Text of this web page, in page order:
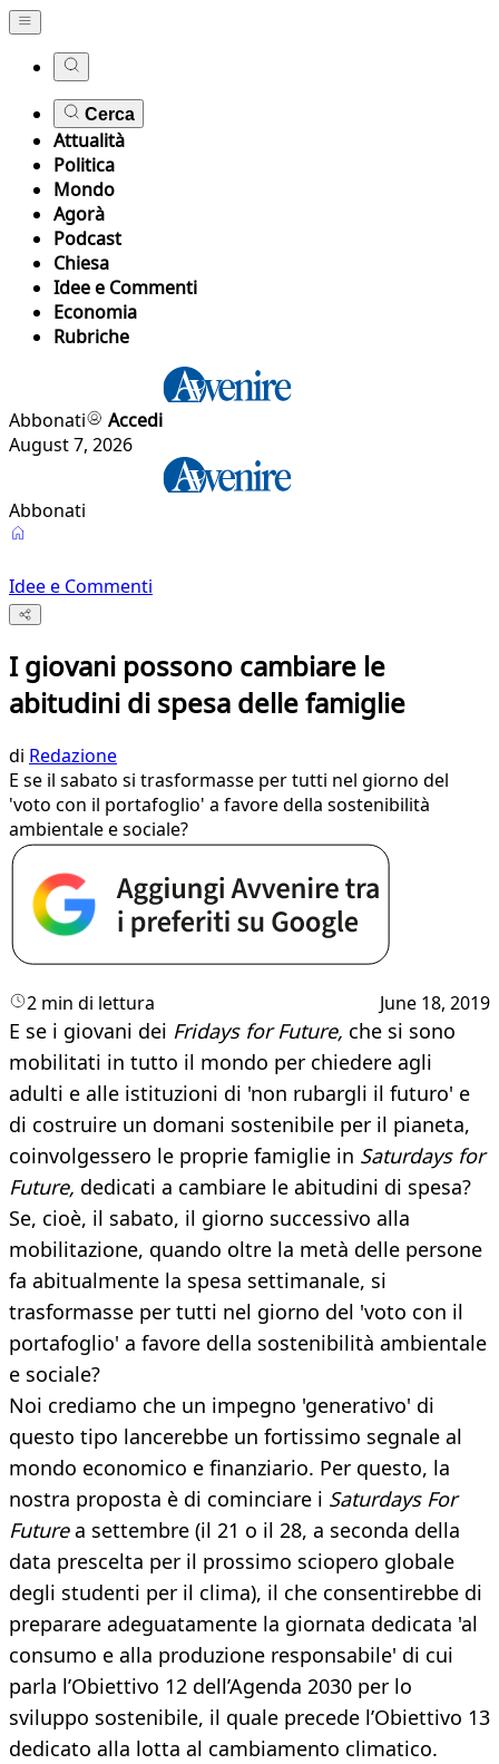
Cerca
Attualità
Politica
Mondo
Agorà
Podcast
Chiesa
Idee e Commenti
Economia
Rubriche
Abbonati
Accedi
August 7, 2026
Abbonati
Idee e Commenti
I giovani possono cambiare le
abitudini di spesa delle famiglie
di Redazione
E se il sabato si trasformasse per tutti nel giorno del
'voto con il portafoglio' a favore della sostenibilità
ambientale e sociale?
2 min di lettura June 18, 2019
E se i giovani dei Fridays for Future, che si sono
mobilitati in tutto il mondo per chiedere agli
adulti e alle istituzioni di 'non rubargli il futuro' e
di costruire un domani sostenibile per il pianeta,
coinvolgessero le proprie famiglie in Saturdays for
Future, dedicati a cambiare le abitudini di spesa?
Se, cioè, il sabato, il giorno successivo alla
mobilitazione, quando oltre la metà delle persone
fa abitualmente la spesa settimanale, si
trasformasse per tutti nel giorno del 'voto con il
portafoglio' a favore della sostenibilità ambientale
e sociale?
Noi crediamo che un impegno 'generativo' di
questo tipo lancerebbe un fortissimo segnale al
mondo economico e finanziario. Per questo, la
nostra proposta è di cominciare i Saturdays For
Futurea settembre (il 21 o il 28, a seconda della
data prescelta per il prossimo sciopero globale
degli studenti per il clima), il che consentirebbe di
preparare adeguatamente la giornata dedicata 'al
consumo e alla produzione responsabile' di cui
parla l’Obiettivo 12 dell’Agenda 2030 per lo
sviluppo sostenibile, il quale precede l’Obiettivo 13
dedicato alla lotta al cambiamento climatico.